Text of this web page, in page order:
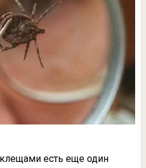
есть еще один